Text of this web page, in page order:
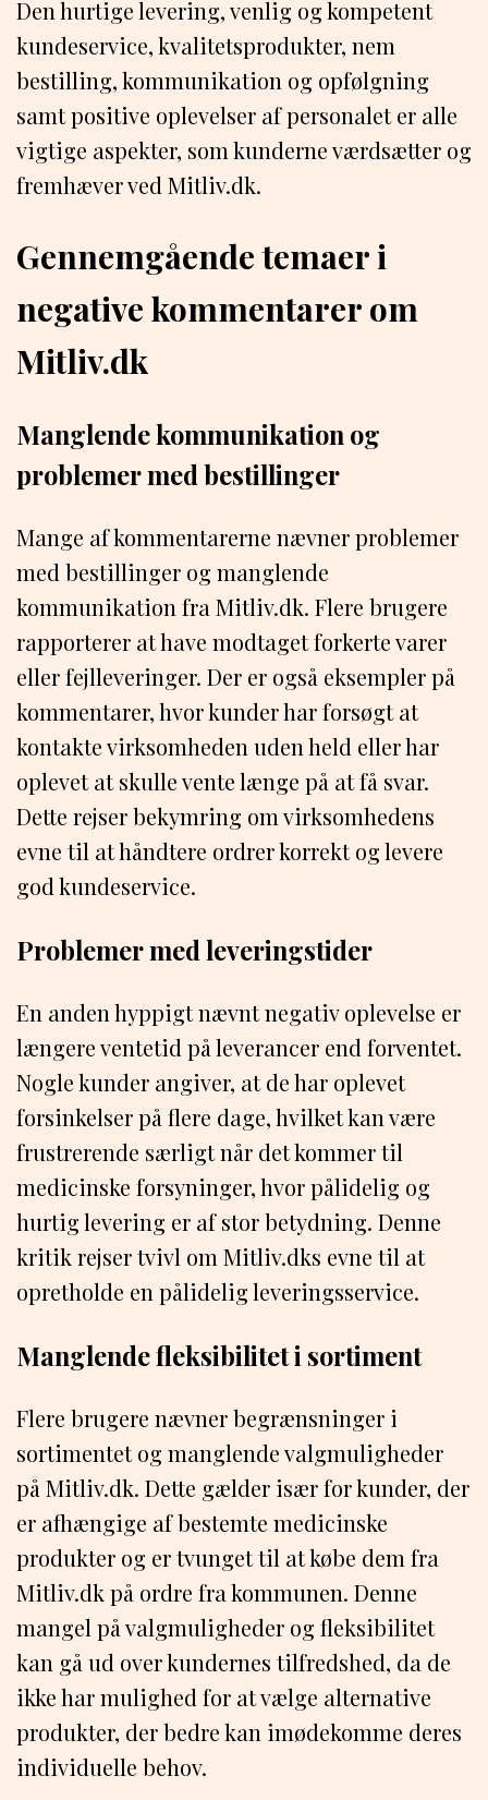
Den hurtige levering, venlig og kompetent
kundeservice, kvalitetsprodukter, nem
bestilling, kommunikation og opfølgning
samt positive oplevelser af personalet er alle
vigtige aspekter, som kunderne værdsætter og
fremhæver ved Mitliv.dk.
Gennemgående temaer i
negative kommentarer om
Mitliv.dk
Manglende kommunikation og
problemer med bestillinger
Mange af kommentarerne nævner problemer
med bestillinger og manglende
kommunikation fra Mitliv.dk. Flere brugere
rapporterer at have modtaget forkerte varer
eller fejlleveringer. Der er også eksempler på
kommentarer, hvor kunder har forsøgt at
kontakte virksomheden uden held eller har
oplevet at skulle vente længe på at få svar.
Dette rejser bekymring om virksomhedens
evne til at håndtere ordrer korrekt og levere
god kundeservice.
Problemer med leveringstider
En anden hyppigt nævnt negativ oplevelse er
længere ventetid på leverancer end forventet.
Nogle kunder angiver, at de har oplevet
forsinkelser på flere dage, hvilket kan være
frustrerende særligt når det kommer til
medicinske forsyninger, hvor pålidelig og
hurtig levering er af stor betydning. Denne
kritik rejser tvivl om Mitliv.dks evne til at
opretholde en pålidelig leveringsservice.
Manglende fleksibilitet i sortiment
Flere brugere nævner begrænsninger i
sortimentet og manglende valgmuligheder
på Mitliv.dk. Dette gælder især for kunder, der
er afhængige af bestemte medicinske
produkter og er tvunget til at købe dem fra
Mitliv.dk på ordre fra kommunen. Denne
mangel på valgmuligheder og fleksibilitet
kan gå ud over kundernes tilfredshed, da de
ikke har mulighed for at vælge alternative
produkter, der bedre kan imødekomme deres
individuelle behov.